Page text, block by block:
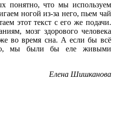
понятно, что мы используем
ногой из-за него, пьем чай
этот текст с его же подачи.
мозг здорового человека
во время сна. А если бы всё
мы были бы еле живыми
Елена Шишканова